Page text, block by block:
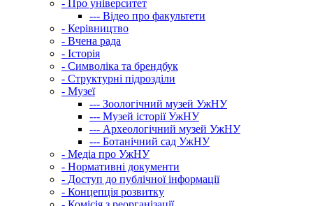
- Про університет
--- Відео про факультети
- Керівництво
- Вчена рада
- Історія
- Символіка та брендбук
- Структурні підрозділи
- Музеї
--- Зоологічний музей УжНУ
--- Музей історії УжНУ
--- Археологічний музей УжНУ
--- Ботанічний сад УжНУ
- Медіа про УжНУ
- Нормативні документи
- Доступ до публічної інформації
- Концепція розвитку